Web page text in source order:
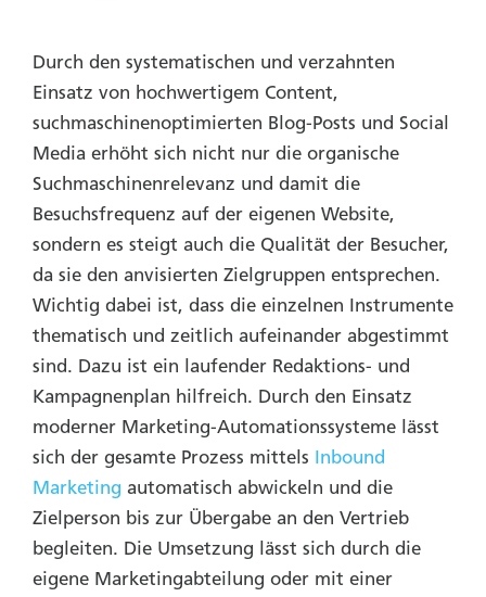
Durch den systematischen und verzahnten
Einsatz von hochwertigem Content,
suchmaschinenoptimierten Blog-Posts und Social
Media erhöht sich nicht nur die organische
Suchmaschinenrelevanz und damit die
Besuchsfrequenz auf der eigenen Website,
sondern es steigt auch die Qualität der Besucher,
da sie den anvisierten Zielgruppen entsprechen.
Wichtig dabei ist, dass die einzelnen Instrumente
thematisch und zeitlich aufeinander abgestimmt
sind. Dazu ist ein laufender Redaktions- und
Kampagnenplan hilfreich. Durch den Einsatz
moderner Marketing-Automationssysteme lässt
sich der gesamte Prozess mittels Inbound
Marketing automatisch abwickeln und die
Zielperson bis zur Übergabe an den Vertrieb
begleiten. Die Umsetzung lässt sich durch die
eigene Marketingabteilung oder mit einer